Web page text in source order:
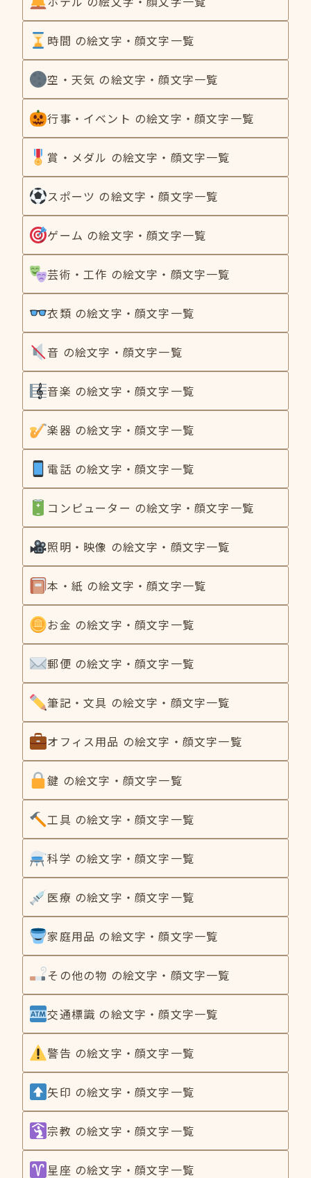
時間 の絵文字・顔文字一覧
空・天気 の絵文字・顔文字一覧
行事・イベント の絵文字・顔文字一覧
賞・メダル の絵文字・顔文字一覧
スポーツ の絵文字・顔文字一覧
ゲーム の絵文字・顔文字一覧
芸術・工作 の絵文字・顔文字一覧
衣類 の絵文字・顔文字一覧
音 の絵文字・顔文字一覧
音楽 の絵文字・顔文字一覧
楽器 の絵文字・顔文字一覧
電話 の絵文字・顔文字一覧
コンピューター の絵文字・顔文字一覧
照明・映像 の絵文字・顔文字一覧
本・紙 の絵文字・顔文字一覧
お金 の絵文字・顔文字一覧
郵便 の絵文字・顔文字一覧
筆記・文具 の絵文字・顔文字一覧
オフィス用品 の絵文字・顔文字一覧
鍵 の絵文字・顔文字一覧
工具 の絵文字・顔文字一覧
科学 の絵文字・顔文字一覧
医療 の絵文字・顔文字一覧
家庭用品 の絵文字・顔文字一覧
その他の物 の絵文字・顔文字一覧
交通標識 の絵文字・顔文字一覧
警告 の絵文字・顔文字一覧
矢印 の絵文字・顔文字一覧
宗教 の絵文字・顔文字一覧
星座 の絵文字・顔文字一覧